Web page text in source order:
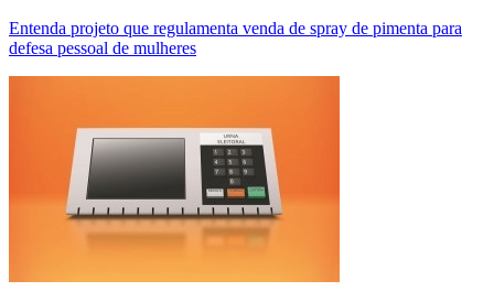
Entenda projeto que regulamenta venda de spray de pimenta para
defesa pessoal de mulheres